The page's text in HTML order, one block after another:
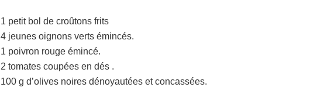
1 petit bol de croûtons frits
4 jeunes oignons verts émincés.
1 poivron rouge émincé.
2 tomates coupées en dés .
100 g d’olives noires dénoyautées et concassées.